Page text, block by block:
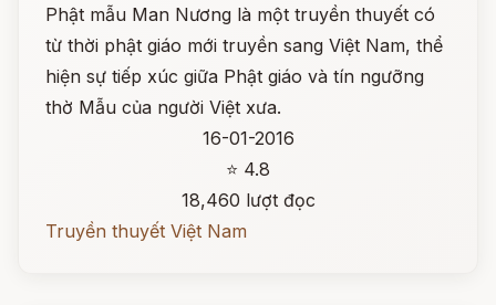
Phật mẫu Man Nương là một truyền thuyết có
từ thời phật giáo mới truyền sang Việt Nam, thể
hiện sự tiếp xúc giữa Phật giáo và tín ngưỡng
thờ Mẫu của người Việt xưa.
16-01-2016
⭐ 4.8
18,460 lượt đọc
Truyền thuyết Việt Nam